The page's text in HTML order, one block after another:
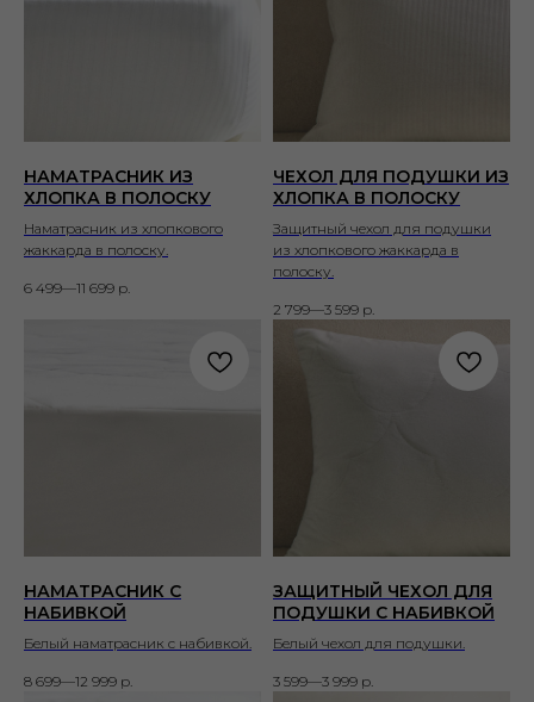
НАМАТРАСНИК ИЗ
ХЛОПКА В ПОЛОСКУ
Наматрасник из хлопкового
жаккарда в полоску.
6 499—11 699 р.
ЧЕХОЛ ДЛЯ ПОДУШКИ ИЗ
ХЛОПКА В ПОЛОСКУ
Защитный чехол для подушки
из хлопкового жаккарда в
полоску.
2 799—3 599 р.
НАМАТРАСНИК С
НАБИВКОЙ
Белый наматрасник с набивкой.
8 699—12 999 р.
ЗАЩИТНЫЙ ЧЕХОЛ ДЛЯ
ПОДУШКИ С НАБИВКОЙ
Белый чехол для подушки.
3 599—3 999 р.